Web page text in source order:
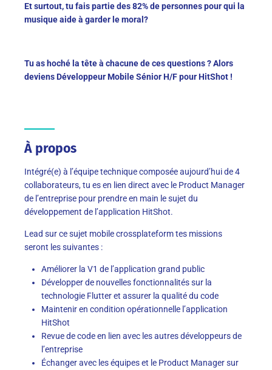
Et surtout, tu fais partie des 82% de personnes pour qui la
musique aide à garder le moral?
Tu as hoché la tête à chacune de ces questions ? Alors
deviens Développeur Mobile Sénior H/F pour HitShot !
À propos
Intégré(e) à l’équipe technique composée aujourd’hui de 4
collaborateurs, tu es en lien direct avec le Product Manager
de l’entreprise pour prendre en main le sujet du
développement de l’application HitShot.
Lead sur ce sujet mobile crossplateform tes missions
seront les suivantes :
Améliorer la V1 de l’application grand public
Développer de nouvelles fonctionnalités sur la
technologie Flutter et assurer la qualité du code
Maintenir en condition opérationnelle l’application
HitShot
Revue de code en lien avec les autres développeurs de
l’entreprise
Échanger avec les équipes et le Product Manager sur